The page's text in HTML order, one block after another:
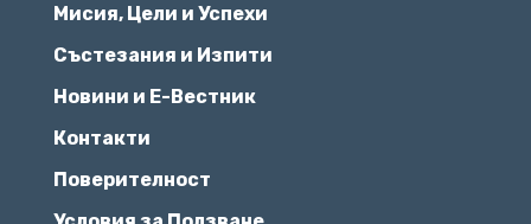
Мисия, Цели и Успехи
Състезания и Изпити
Новини и Е-Вестник
Контакти
Поверителност